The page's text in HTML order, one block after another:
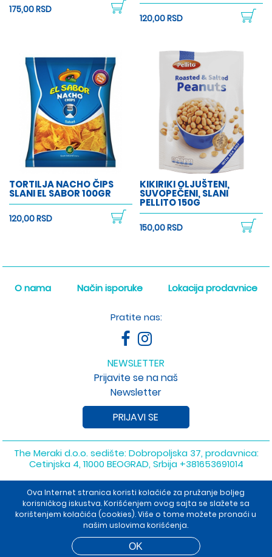
Ova Internet stranica koristi kolačiće za pružanje boljeg
korisničkog iskustva. Korišćenjem ovog sajta se slažete sa
korištenjem kolačića (cookies). Više o tome možete pronaći u
našim uslovima korišćenja.
175,00 RSD
120,00 RSD
TORTILJA NACHO ČIPS
SLANI EL SABOR 100GR
120,00 RSD
KIKIRIKI OLJUŠTENI,
SUVOPEČENI, SLANI
PELLITO 150G
150,00 RSD
O nama Način isporuke Lokacija prodavnice
Pratite nas:
NEWSLETTER
Prijavite se na naš
Newsletter
PRIJAVI SE
The Meraki d.o.o. sedište: Dobropoljska 37, prodavnica:
Cetinjska 4, 11000 BEOGRAD, Srbija +381653691014
byshopen.com